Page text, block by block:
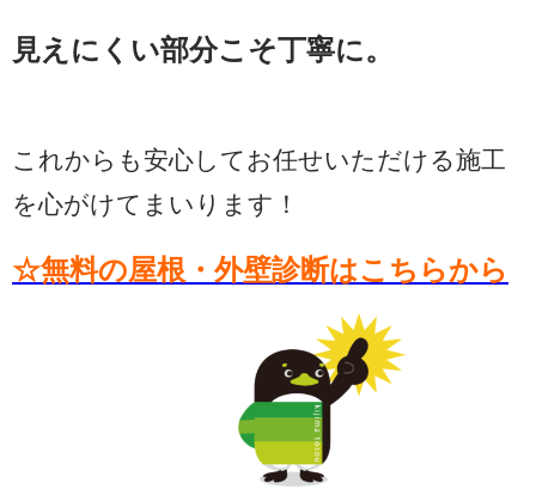
見えにくい部分こそ丁寧に。
これからも安心してお任せいただける施工
を心がけてまいります！
☆無料の屋根・外壁診断はこちらから